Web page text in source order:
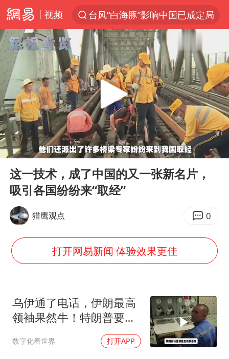
视频
台风“白海豚”影响中国已成定局
聚“绿”成势，结构转型活力足
印度暴发金迪普拉病毒
41岁女子为鼓励女儿考上985研究生
郑国霖回应去景区上班被保安拦下
24小时不关空调 电费反而更低？
陕西柞水突发泥石流致1死2失联
“梅姨”已是老年人 死刑或适用受限
“事业单位招聘不是人情买卖”
杭州一小区17楼玻璃幕墙爆裂
杨某某拒服兵役 不得录用为公务员
知识产权强国建设驶入“快车道”
要给全体职工“应休尽休”的底气
曝张一鸣下死命令：不依赖AI蒸馏技术
Play
00:00 01:17
这一技术，成了中国的又一张新名片，
吸引各国纷纷来“取经”
猎鹰观点 0
打开网易新闻 体验效果更佳
乌伊通了电话，伊朗最高
领袖果然牛！特朗普要气
数字化看世界 打开APP